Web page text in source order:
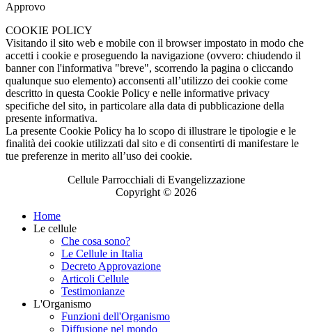
Approvo
COOKIE POLICY
Visitando il sito web e mobile con il browser impostato in modo che
accetti i cookie e proseguendo la navigazione (ovvero: chiudendo il
banner con l'informativa "breve", scorrendo la pagina o cliccando
qualunque suo elemento) acconsenti all’utilizzo dei cookie come
descritto in questa Cookie Policy e nelle informative privacy
specifiche del sito, in particolare alla data di pubblicazione della
presente informativa.
La presente Cookie Policy ha lo scopo di illustrare le tipologie e le
finalità dei cookie utilizzati dal sito e di consentirti di manifestare le
tue preferenze in merito all’uso dei cookie.
Cellule Parrocchiali di Evangelizzazione
Copyright © 2026
Home
Le cellule
Che cosa sono?
Le Cellule in Italia
Decreto Approvazione
Articoli Cellule
Testimonianze
L'Organismo
Funzioni dell'Organismo
Diffusione nel mondo